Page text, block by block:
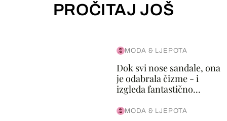
PROČITAJ JOŠ
MODA & LJEPOTA
Dok svi nose sandale, ona
je odabrala čizme - i
izgleda fantastično...
MODA & LJEPOTA